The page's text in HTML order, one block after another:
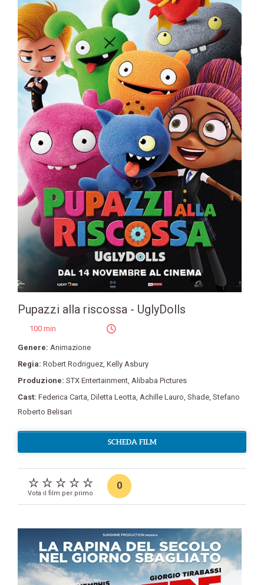
Pupazzi alla riscossa - UglyDolls
100 min
Genere: Animazione
Regia: Robert Rodriguez Kelly Asbury
Produzione: STX Entertainment Alibaba Pictures
Cast: Federica Carta Diletta Leotta Achille Lauro Shade Stefano
Roberto Belisari
SCHEDA FILM
Vota il film per primo
0